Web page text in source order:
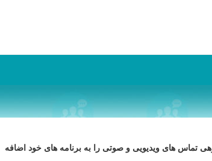
تماس های ویدیویی و صوتی را به برنامه های خود اضافه